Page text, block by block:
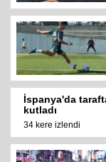
İspanya'da
kutladı
34 kere izlendi